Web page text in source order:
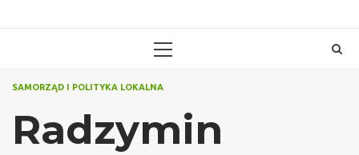
PRIMARY
SAMORZĄD I POLITYKA LOKALNA
Radzymin